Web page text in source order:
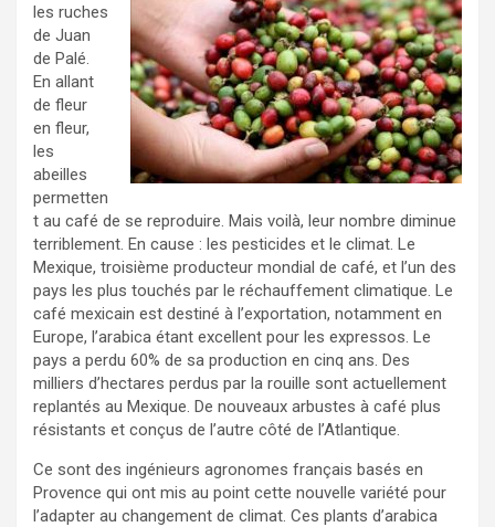
les ruches
de Juan
de Palé.
En allant
de fleur
en fleur,
les
abeilles
permetten
t au café de se reproduire. Mais voilà, leur nombre diminue
terriblement. En cause : les pesticides et le climat. Le
Mexique, troisième producteur mondial de café, et l’un des
pays les plus touchés par le réchauffement climatique. Le
café mexicain est destiné à l’exportation, notamment en
Europe, l’arabica étant excellent pour les expressos. Le
pays a perdu 60% de sa production en cinq ans. Des
milliers d’hectares perdus par la rouille sont actuellement
replantés au Mexique. De nouveaux arbustes à café plus
résistants et conçus de l’autre côté de l’Atlantique.
Ce sont des ingénieurs agronomes français basés en
Provence qui ont mis au point cette nouvelle variété pour
l’adapter au changement de climat. Ces plants d’arabica